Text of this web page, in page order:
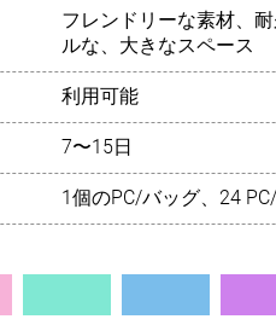
フレンドリーな素材、
ルな、大きなスペース
利用可能
7〜15日
1個のPC/バッグ、24